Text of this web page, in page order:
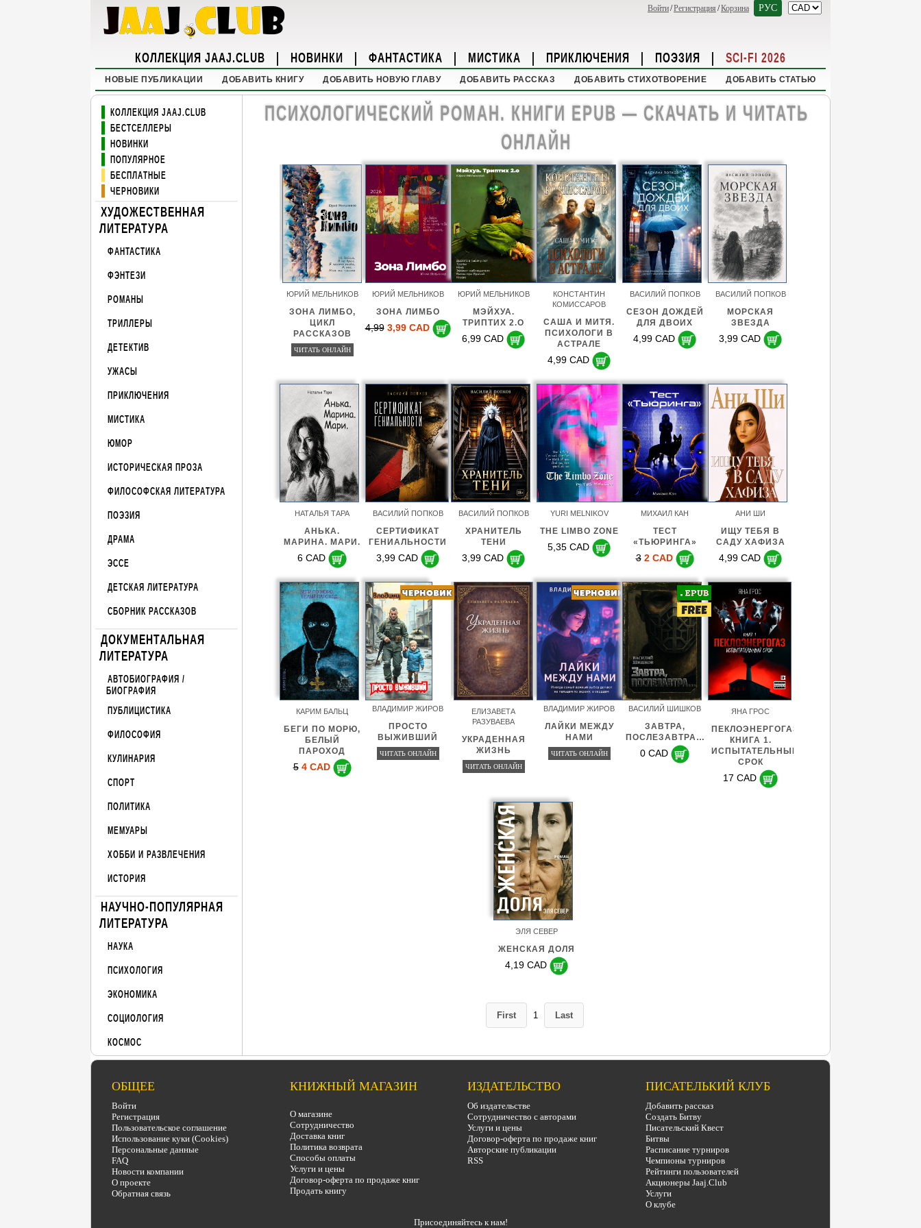
Войти/Регистрация /Корзина РУС
КОЛЛЕКЦИЯ JAAJ.CLUB | НОВИНКИ | ФАНТАСТИКА | МИСТИКА | ПРИКЛЮЧЕНИЯ | ПОЭЗИЯ | SCI-FI 2026
НОВЫЕ ПУБЛИКАЦИИ ДОБАВИТЬ КНИГУ ДОБАВИТЬ НОВУЮ ГЛАВУ ДОБАВИТЬ РАССКАЗ ДОБАВИТЬ СТИХОТВОРЕНИЕ ДОБАВИТЬ СТАТЬЮ
КОЛЛЕКЦИЯ JAAJ.CLUB
БЕСТСЕЛЛЕРЫ
НОВИНКИ
ПОПУЛЯРНОЕ
БЕСПЛАТНЫЕ
ЧЕРНОВИКИ
ХУДОЖЕСТВЕННАЯ
ЛИТЕРАТУРА
ФАНТАСТИКА
ФЭНТЕЗИ
РОМАНЫ
ТРИЛЛЕРЫ
ДЕТЕКТИВ
УЖАСЫ
ПРИКЛЮЧЕНИЯ
МИСТИКА
ЮМОР
ИСТОРИЧЕСКАЯ ПРОЗА
ФИЛОСОФСКАЯ ЛИТЕРАТУРА
ПОЭЗИЯ
ДРАМА
ЭССЕ
ДЕТСКАЯ ЛИТЕРАТУРА
СБОРНИК РАССКАЗОВ
ДОКУМЕНТАЛЬНАЯ
ЛИТЕРАТУРА
АВТОБИОГРАФИЯ /
БИОГРАФИЯ
ПУБЛИЦИСТИКА
ФИЛОСОФИЯ
КУЛИНАРИЯ
СПОРТ
ПОЛИТИКА
МЕМУАРЫ
ХОББИ И РАЗВЛЕЧЕНИЯ
ИСТОРИЯ
НАУЧНО-ПОПУЛЯРНАЯ
ЛИТЕРАТУРА
НАУКА
ПСИХОЛОГИЯ
ЭКОНОМИКА
СОЦИОЛОГИЯ
КОСМОС
ПСИХОЛОГИЧЕСКИЙ РОМАН. КНИГИ EPUB — СКАЧАТЬ И ЧИТАТЬ
ОНЛАЙН
ЮРИЙ МЕЛЬНИКОВ
ЗОНА ЛИМБО,
ЦИКЛ
РАССКАЗОВ
ЧИТАТЬ ОНЛАЙН
ЮРИЙ МЕЛЬНИКОВ
ЗОНА ЛИМБО
4,99 3,99 CAD
ЮРИЙ МЕЛЬНИКОВ
МЭЙХУА.
ТРИПТИХ 2.O
6,99 CAD
КОНСТАНТИН
КОМИССАРОВ
САША И МИТЯ.
ПСИХОЛОГИ В
АСТРАЛЕ
4,99 CAD
ВАСИЛИЙ ПОПКОВ
СЕЗОН ДОЖДЕЙ
ДЛЯ ДВОИХ
4,99 CAD
ВАСИЛИЙ ПОПКОВ
МОРСКАЯ
ЗВЕЗДА
3,99 CAD
НАТАЛЬЯ ТАРА
АНЬКА.
МАРИНА. МАРИ.
6 CAD
ВАСИЛИЙ ПОПКОВ
СЕРТИФИКАТ
ГЕНИАЛЬНОСТИ
3,99 CAD
ВАСИЛИЙ ПОПКОВ
ХРАНИТЕЛЬ
ТЕНИ
3,99 CAD
YURI MELNIKOV
THE LIMBO ZONE
5,35 CAD
МИХАИЛ КАН
ТЕСТ
«ТЬЮРИНГА»
3 2 CAD
АНИ ШИ
ИЩУ ТЕБЯ В
САДУ ХАФИЗА
4,99 CAD
КАРИМ БАЛЬЦ
БЕГИ ПО МОРЮ,
БЕЛЫЙ
ПАРОХОД
5 4 CAD
ВЛАДИМИР ЖИРОВ
ПРОСТО
ВЫЖИВШИЙ
ЧИТАТЬ ОНЛАЙН
ЕЛИЗАВЕТА
РАЗУВАЕВА
УКРАДЕННАЯ
ЖИЗНЬ
ЧИТАТЬ ОНЛАЙН
ВЛАДИМИР ЖИРОВ
ЛАЙКИ МЕЖДУ
НАМИ
ЧИТАТЬ ОНЛАЙН
ВАСИЛИЙ ШИШКОВ
ЗАВТРА,
ПОСЛЕЗАВТРА…
0 CAD
ЯНА ГРОС
ПЕКЛОЭНЕРГОГАЗ.
КНИГА 1.
ИСПЫТАТЕЛЬНЫЙ
СРОК
17 CAD
ЭЛЯ СЕВЕР
ЖЕНСКАЯ ДОЛЯ
4,19 CAD
First 1 Last
ОБЩЕЕ
Войти
Регистрация
Пользовательское соглашение
Использование куки (Cookies)
Персональные данные
FAQ
Новости компании
О проекте
Обратная связь
КНИЖНЫЙ МАГАЗИН
О магазине
Сотрудничество
Доставка книг
Политика возврата
Способы оплаты
Услуги и цены
Договор-оферта по продаже книг
Продать книгу
ИЗДАТЕЛЬСТВО
Об издательстве
Сотрудничество с авторами
Услуги и цены
Договор-оферта по продаже книг
Авторские публикации
RSS
ПИСАТЕЛЬКИЙ КЛУБ
Добавить рассказ
Создать Битву
Писательский Квест
Битвы
Расписание турниров
Чемпионы турниров
Рейтинги пользователей
Акционеры Jaaj.Club
Услуги
О клубе
Присоединяйтесь к нам!